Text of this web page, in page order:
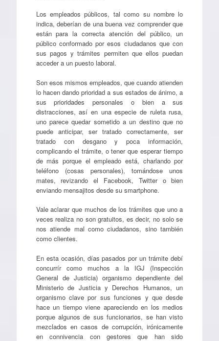
Los empleados públicos, tal como su nombre lo
indica, deberían de una buena vez comprender que
están para la correcta atención del público, un
público conformado por esos ciudadanos que con
sus pagos y trámites permiten que ellos puedan
acceder a un puesto laboral.
Son esos mismos empleados, que cuando atienden
lo hacen dando prioridad a sus estados de ánimo, a
sus prioridades personales o bien a sus
distracciones, así en una especie de ruleta rusa,
uno parece quedar sometido a un destino que no
puede anticipar, ser tratado correctamente, ser
tratado con desgano y poca información,
complicando el trámite, o tener que esperar tiempo
de más porque el empleado está, charlando por
teléfono (cosas personales), tomándose unos
mates, revizando el Facebook, Twitter o bien
enviando mensajitos desde su smartphone.
Vale aclarar que muchos de los trámites que uno a
veces realiza no son gratuitos, es decir, no solo se
nos atiende mal como ciudadanos, sino también
como clientes.
En esta ocasión, días pasados por un trámite debí
concurrír como muchos a la IGJ (Inspección
General de Justicia) organismo dependiente del
Ministerio de Justicia y Derechos Humanos, un
organismo clave por sus funciones y que desde
hace un tiempo viene apareciendo en los medios
porque algunos de sus funcionarios, se han visto
mezclados en casos de corrupción, irónicamente
en connivencia con gestores que han sido